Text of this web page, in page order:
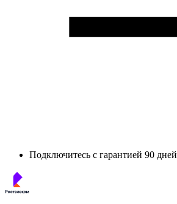
Подключитесь с гарантией 90 дней